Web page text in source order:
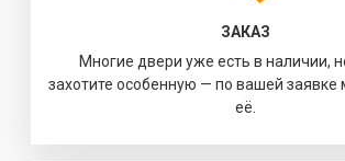
ЗАКАЗ
Многие двери уже есть в наличии,
захотите особенную — по вашей заявке
её.